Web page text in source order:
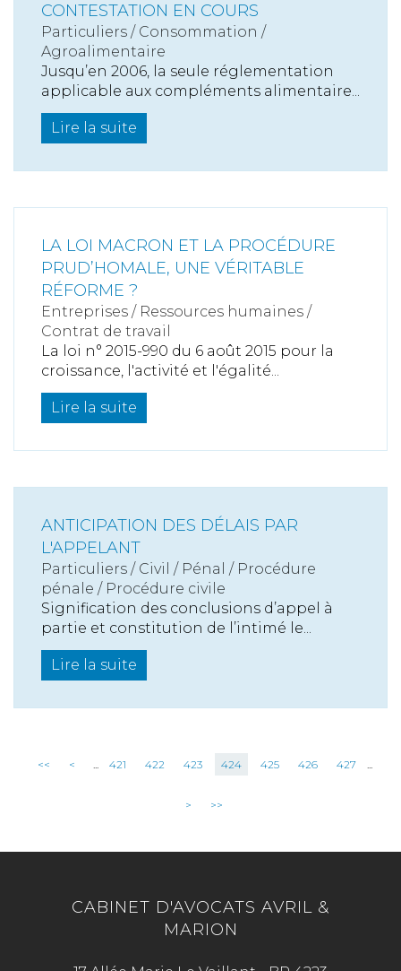
CONTESTATION EN COURS
Particuliers / Consommation /
Agroalimentaire
Jusqu’en 2006, la seule réglementation
applicable aux compléments alimentaire...
Lire la suite
LA LOI MACRON ET LA PROCÉDURE
PRUD’HOMALE, UNE VÉRITABLE
RÉFORME ?
Entreprises / Ressources humaines /
Contrat de travail
La loi n° 2015-990 du 6 août 2015 pour la
croissance, l'activité et l'égalité...
Lire la suite
ANTICIPATION DES DÉLAIS PAR
L'APPELANT
Particuliers / Civil / Pénal / Procédure
pénale / Procédure civile
Signification des conclusions d’appel à
partie et constitution de l’intimé le...
Lire la suite
<< < ... 421 422 423 424 425 426 427 ...
> >>
CABINET D'AVOCATS AVRIL &
MARION